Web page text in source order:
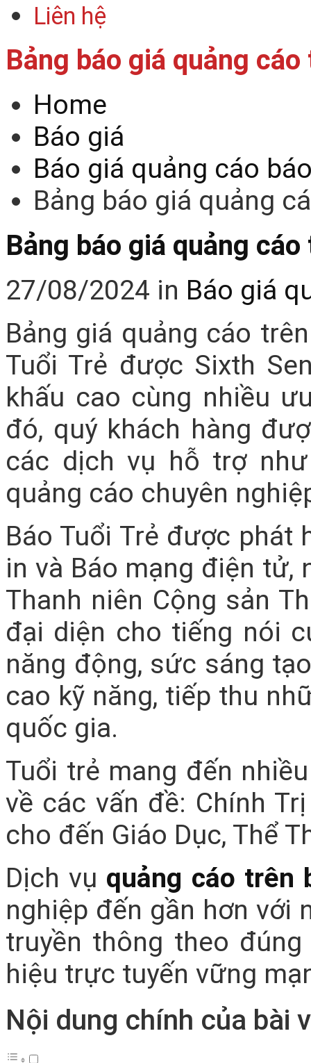
Liên hệ
Bảng báo giá quảng
Home
Báo giá
Báo giá quảng cáo
Bảng báo giá quảng
Bảng báo giá quảng
27/08/2024 in Báo giá
Bảng giá quảng cáo
Tuổi Trẻ được Sixth
khấu cao cùng nhiều
đó, quý khách hàng
các dịch vụ hỗ trợ
quảng cáo chuyên
Báo Tuổi Trẻ được phát
in và Báo mạng điện
Thanh niên Cộng sản
đại diện cho tiếng nói
năng động, sức sáng
cao kỹ năng, tiếp thu
quốc gia.
Tuổi trẻ mang đến
về các vấn đề: Chính
cho đến Giáo Dục, Thể
Dịch vụ quảng cáo trên
nghiệp đến gần hơn với
truyền thông theo
hiệu trực tuyến vững
Nội dung chính của bài